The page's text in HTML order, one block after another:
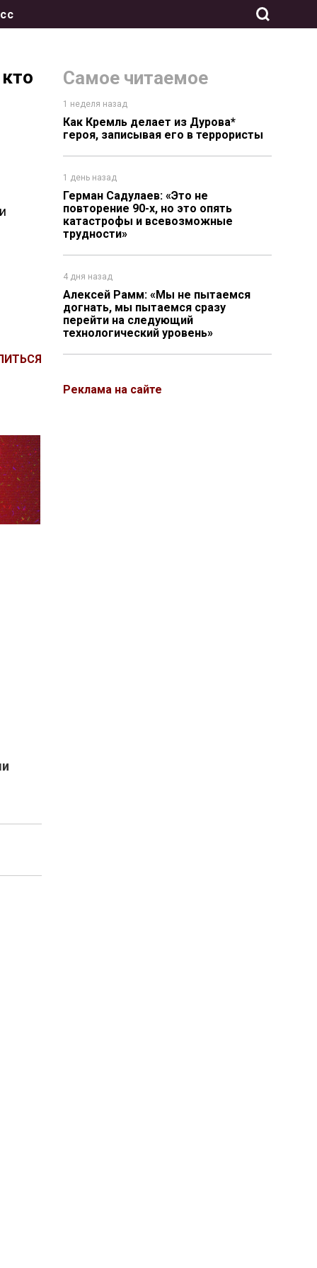
Самое читаемое
1 неделя назад
Как Кремль делает из Дурова*
героя, записывая его в террористы
1 день назад
Герман Садулаев: «Это не
повторение 90-х, но это опять
катастрофы и всевозможные
трудности»
4 дня назад
Алексей Рамм: «Мы не пытаемся
догнать, мы пытаемся сразу
перейти на следующий
технологический уровень»
Реклама на сайте